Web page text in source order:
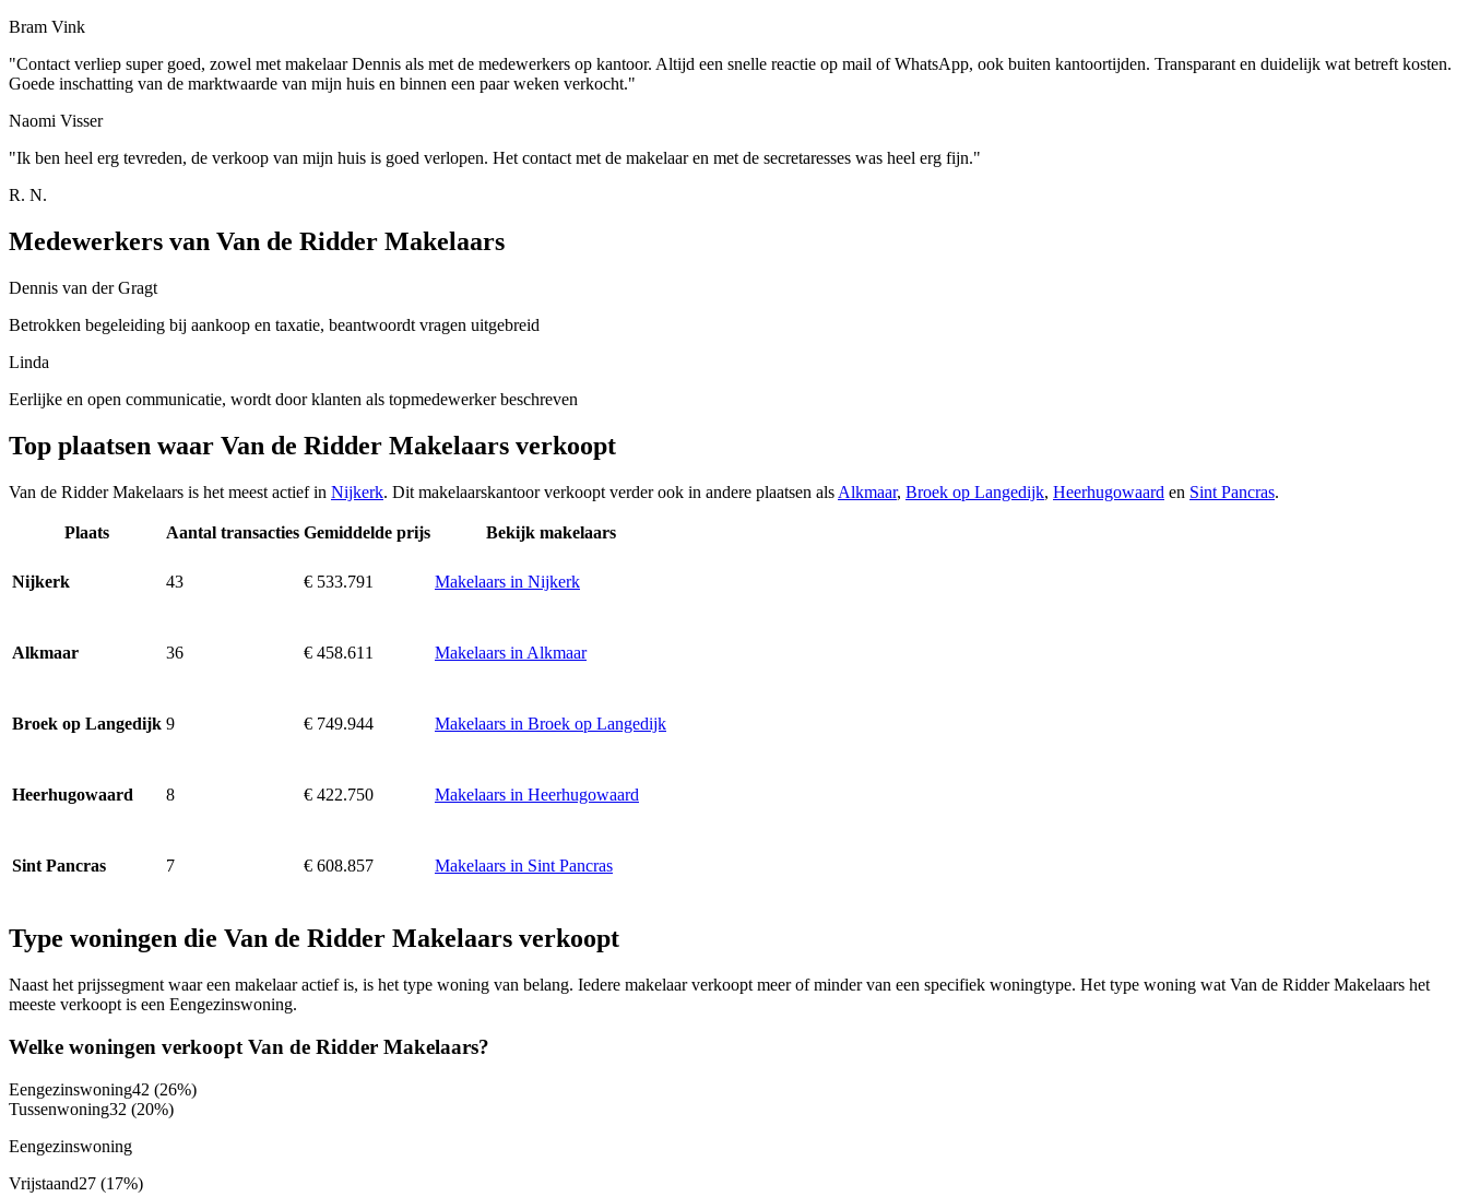
Bram Vink
"Contact verliep super goed, zowel met makelaar Dennis als met de medewerkers op kantoor. Altijd een snelle reactie op mail of WhatsApp, ook buiten kantoortijden. Transparant en duidelijk wat betreft kosten.
Goede inschatting van de marktwaarde van mijn huis en binnen een paar weken verkocht."
Naomi Visser
"Ik ben heel erg tevreden, de verkoop van mijn huis is goed verlopen. Het contact met de makelaar en met de secretaresses was heel erg fijn."
R. N.
Medewerkers van Van de Ridder Makelaars
Dennis van der Gragt
Betrokken begeleiding bij aankoop en taxatie, beantwoordt vragen uitgebreid
Linda
Eerlijke en open communicatie, wordt door klanten als topmedewerker beschreven
Top plaatsen waar Van de Ridder Makelaars verkoopt
Van de Ridder Makelaars is het meest actief in Nijkerk. Dit makelaarskantoor verkoopt verder ook in andere plaatsen als Alkmaar, Broek op Langedijk, Heerhugowaard en Sint Pancras.
Plaats Aantal transacties Gemiddelde prijs Bekijk makelaars
Nijkerk 43 € 533.791 Makelaars in Nijkerk
Alkmaar 36 € 458.611 Makelaars in Alkmaar
Broek op Langedijk 9 € 749.944 Makelaars in Broek op Langedijk
Heerhugowaard 8 € 422.750 Makelaars in Heerhugowaard
Sint Pancras 7 € 608.857 Makelaars in Sint Pancras
Type woningen die Van de Ridder Makelaars verkoopt
Naast het prijssegment waar een makelaar actief is, is het type woning van belang. Iedere makelaar verkoopt meer of minder van een specifiek woningtype. Het type woning wat Van de Ridder Makelaars het
meeste verkoopt is een Eengezinswoning.
Welke woningen verkoopt Van de Ridder Makelaars?
Eengezinswoning42 (26%)
Tussenwoning32 (20%)
Eengezinswoning
Vrijstaand27 (17%)